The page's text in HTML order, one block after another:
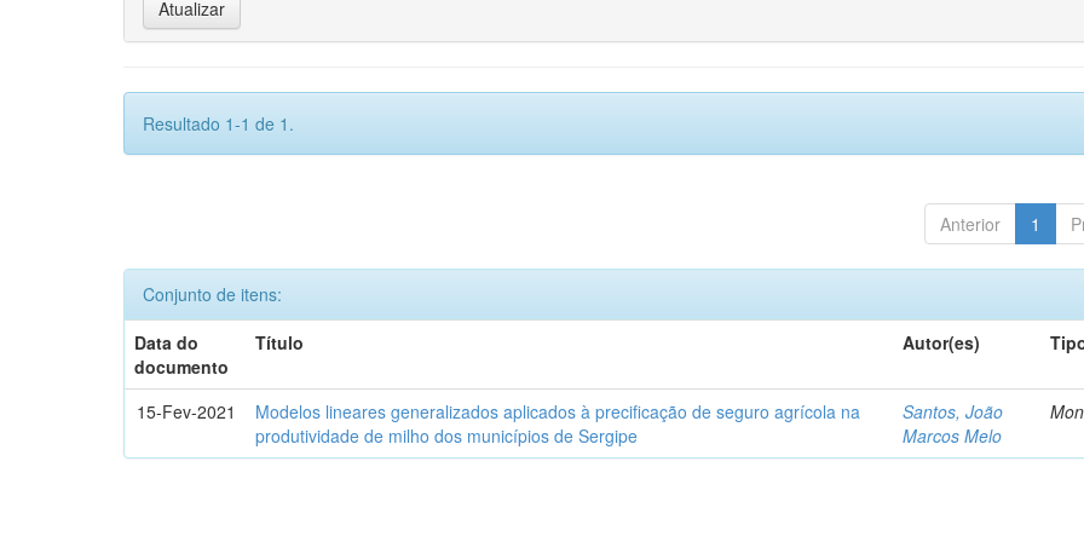
Resultado 1-1 de 1.
Anterior 1
Conjunto de itens:
Data do
documento
Título Autor(es)
15-Fev-2021
Modelos lineares generalizados aplicados à precificação de seguro agrícola na
produtividade de milho dos municípios de Sergipe
Santos, João
Marcos Melo